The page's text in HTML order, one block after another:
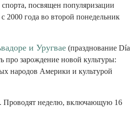
посвящен популяризации
2000 года во второй понедельник
и Уругвае (празднование Día
про зарождение новой культуры:
народов Америки и культурой
Проводят неделю, включающую 16